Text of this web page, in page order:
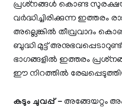
പ്രശ്‌നങ്ങള്‍ കൊണ്ട
വര്‍ദ്ധിച്ചിരിക്കുന്ന ഇത്തരം
അല്ലെങ്കില്‍ തീവ്രവാദം
ബുദ്ധി മുട്ട്
ഭാഗങ്ങളില്‍ ഇത്തരം
ഈ നിറത്തില്‍
കടും ചുവപ്പ് - അങ്ങേയറ്റം